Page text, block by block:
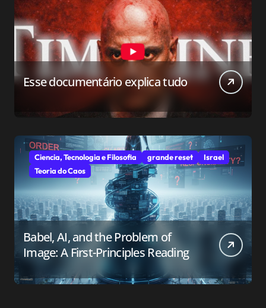
Esse documentário explica tudo
Ciencia, Tecnologia e Filosofia grande reset
Israel
Teoria do Caos
Babel, AI, and the Problem of
Image: A First-Principles Reading